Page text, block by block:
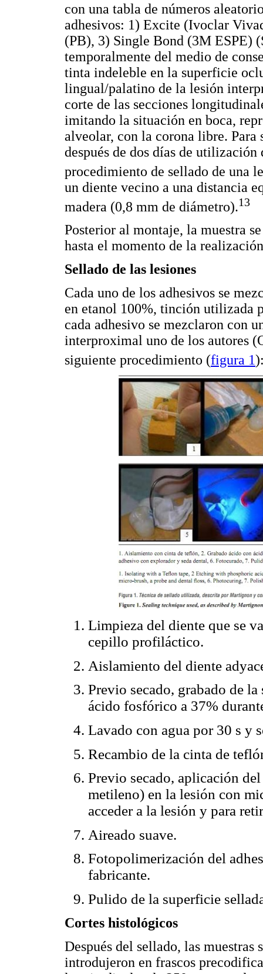
con una tabla de números
adhesivos: 1) Excite (Ivoclar
(PB), 3) Single Bond (3M ESPE)
temporalmente del medio de
tinta indeleble en la superficie
lingual/palatino de la lesión
corte de las secciones
imitando la situación en boca,
alveolar, con la corona libre.
después de dos días de
procedimiento de sellado de una
un diente vecino a una distancia
madera (0,8 mm de diámetro).13
Posterior al montaje, la muestra
hasta el momento de la
Sellado de las lesiones
Cada uno de los adhesivos se
en etanol 100%, tinción utilizada
cada adhesivo se mezclaron con
interproximal uno de los autores
siguiente procedimiento (figura 1
Limpieza del diente que se
cepillo profiláctico.
Aislamiento del diente
Previo secado, grabado de
ácido fosfórico a 37%
Lavado con agua por 30 s y
Recambio de la cinta de
Previo secado, aplicación
metileno) en la lesión con
acceder a la lesión y para
Aireado suave.
Fotopolimerización del
fabricante.
Pulido de la superficie
Cortes histológicos
Después del sellado, las muestras
introdujeron en frascos